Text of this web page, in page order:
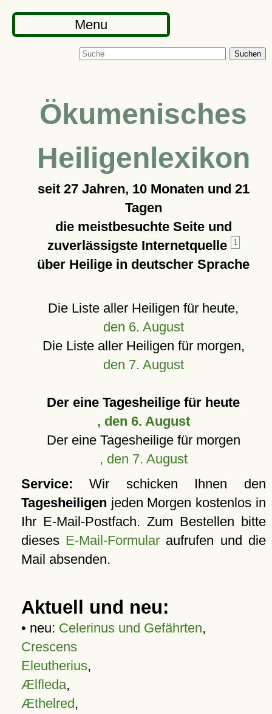
Menu
Suchen
Ökumenisches
Heiligenlexikon
seit 27 Jahren, 10 Monaten und 21
Tagen
die meistbesuchte Seite und
zuverlässigste Internetquelle
1
über Heilige in deutscher Sprache
Die Liste aller Heiligen für heute,
den 6. August
Die Liste aller Heiligen für morgen,
den 7. August
Der eine Tagesheilige für heute
, den 6. August
Der eine Tagesheilige für morgen
, den 7. August
Service: Wir schicken Ihnen den
Tagesheiligen jeden Morgen kostenlos in
Ihr E-Mail-Postfach. Zum Bestellen bitte
dieses E-Mail-Formular aufrufen und die
Mail absenden.
Aktuell und neu:
• neu: Celerinus und Gefährten,
Crescens
Eleutherius,
Ælfleda,
Æthelred,